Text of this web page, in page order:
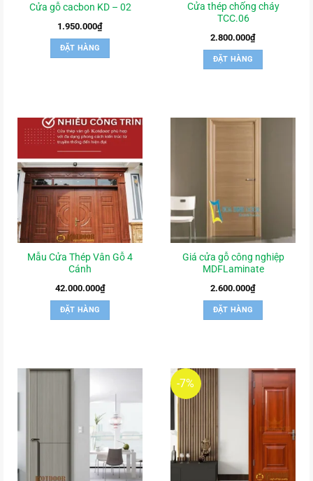
Cửa gỗ cacbon KD – 02
1.950.000₫
ĐẶT HÀNG
Cửa thép chống cháy
TCC.06
2.800.000₫
ĐẶT HÀNG
Mẫu Cửa Thép Vân Gỗ 4
Cánh
42.000.000₫
ĐẶT HÀNG
Giá cửa gỗ công nghiệp
MDFLaminate
2.600.000₫
ĐẶT HÀNG
-7%